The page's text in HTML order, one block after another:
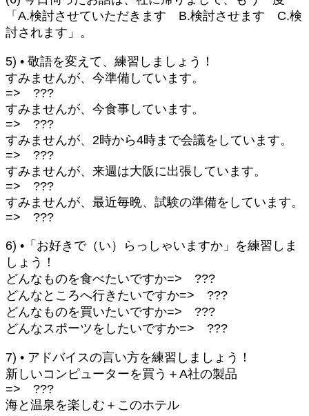
「A.検討させていただきます B.検討させます C.検
討されます」。
5) • 敬語を変えて、練習しましょう！
すみませんが、今準備しています。
=> ???
すみませんが、今食事しています。
=> ???
すみませんが、2時から4時まで会議をしています。
=> ???
すみませんが、来週は大阪に出張しています。
=> ???
すみませんが、最近毎晩、試験の準備をしています。
=> ???
6) •「お好きで（い）らっしゃいますか」を練習しま
しょう！
どんなものを食べたいですか=> ???
どんなところへ行きたいですか=> ???
どんなものを買いたいですか=> ???
どんなスポーツをしたいですか=> ???
7) • アドバイスの言い方を練習しましょう！
新しいコンピューターを買う＋A社の製品
=> ???
海と温泉を楽しむ＋このホテル